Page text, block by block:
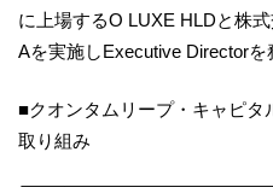
に上場するO LUXE HLDと株
Aを実施しExecutive Directorを
■クオンタムリープ・キャピ
取り組み